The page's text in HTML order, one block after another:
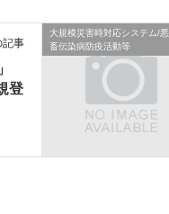
大規模災害時対応システム/
畜伝染病防疫活動等
記事
登